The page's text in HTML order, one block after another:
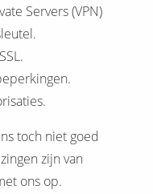
Servers (VPN)
toch niet goed
zijn van
ons op.